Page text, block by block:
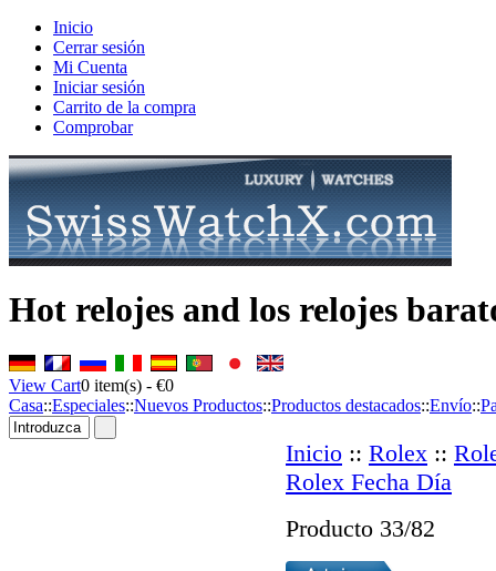
Inicio
Cerrar sesión
Mi Cuenta
Iniciar sesión
Carrito de la compra
Comprobar
Hot relojes and los relojes
View Cart0 item(s) - €0
Casa::Especiales::Nuevos Productos::Productos destacados::Envío::
Inicio :: Rolex ::
Rolex Fecha Día
Producto 33/82